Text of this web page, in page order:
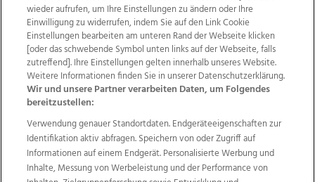
Wir über uns Mediadaten Kontakt
Jobs
Datenschutz
Impressum
AGB Anzeigekunden
AGB Website
Ehrenkodex Politische Werbung
Weitere Angebote des Medienhauses Wimmer
TV1 di-mog-i.at OÖNow
Ischler Woche
Life Radio
OÖNachrichten
OÖN Immobilien
wieder aufrufen, um Ihre Einstellungen zu ändern oder Ihre
Einwilligung zu widerrufen, indem Sie auf den Link Cookie
Einstellungen bearbeiten am unteren Rand der Webseite klicken
[oder das schwebende Symbol unten links auf der Webseite, falls
zutreffend]. Ihre Einstellungen gelten innerhalb unseres Website.
Weitere Informationen finden Sie in unserer Datenschutzerklärung.
Wir und unsere Partner verarbeiten Daten, um Folgendes
bereitzustellen:
Verwendung genauer Standortdaten. Endgeräteeigenschaften zur
Identifikation aktiv abfragen. Speichern von oder Zugriff auf
Informationen auf einem Endgerät. Personalisierte Werbung und
Inhalte, Messung von Werbeleistung und der Performance von